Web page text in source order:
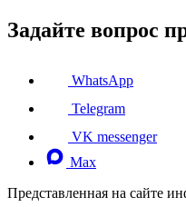
Задайте вопрос
WhatsApp
Telegram
VK messenger
Max
Представленная на сайте